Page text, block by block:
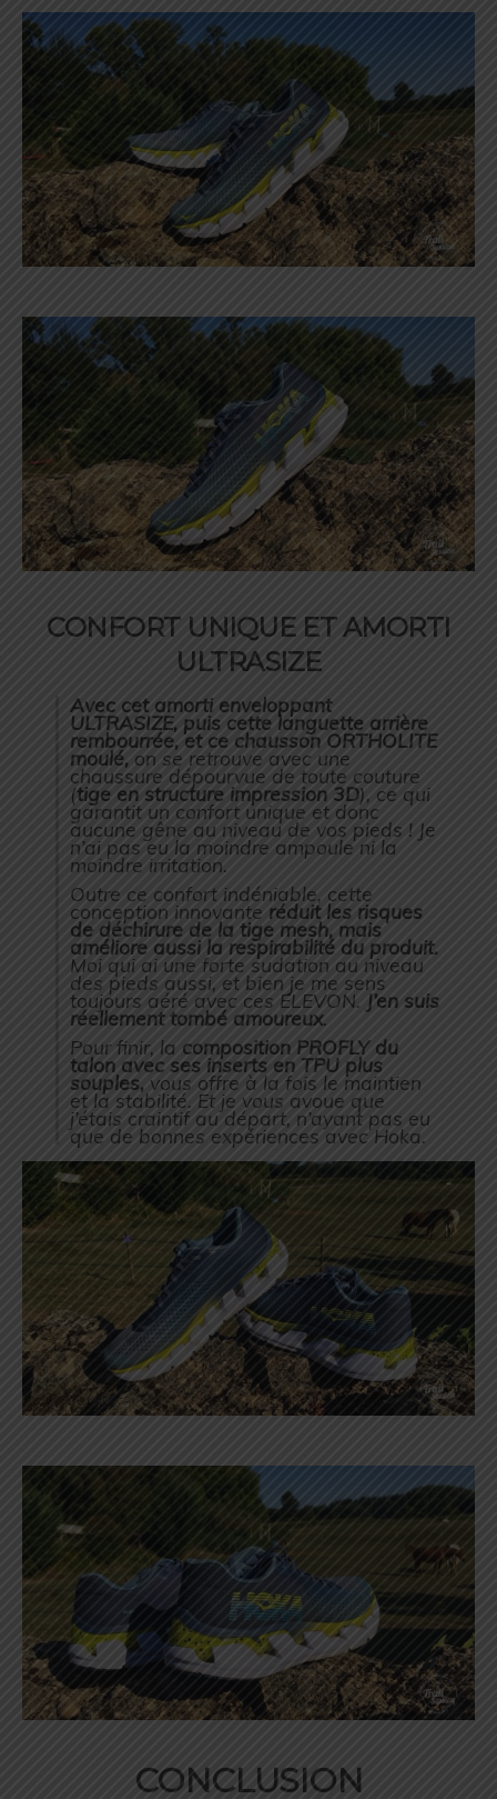
CONFORT UNIQUE ET AMORTI
ULTRASIZE
Avec cet amorti enveloppant
ULTRASIZE, puis cette languette arrière
rembourrée, et ce chausson ORTHOLITE
moulé, on se retrouve avec une
chaussure dépourvue de toute couture
(tige en structure impression 3D), ce qui
garantit un confort unique et donc
aucune gêne au niveau de vos pieds ! Je
n’ai pas eu la moindre ampoule ni la
moindre irritation.
Outre ce confort indéniable, cette
conception innovante réduit les risques
de déchirure de la tige mesh, mais
améliore aussi la respirabilité du produit.
Moi qui ai une forte sudation au niveau
des pieds aussi, et bien je me sens
toujours aéré avec ces ELEVON. J’en suis
réellement tombé amoureux.
Pour finir, la composition PROFLY du
talon avec ses inserts en TPU plus
souples, vous offre à la fois le maintien
et la stabilité. Et je vous avoue que
j’étais craintif au départ, n’ayant pas eu
que de bonnes expériences avec Hoka.
CONCLUSION